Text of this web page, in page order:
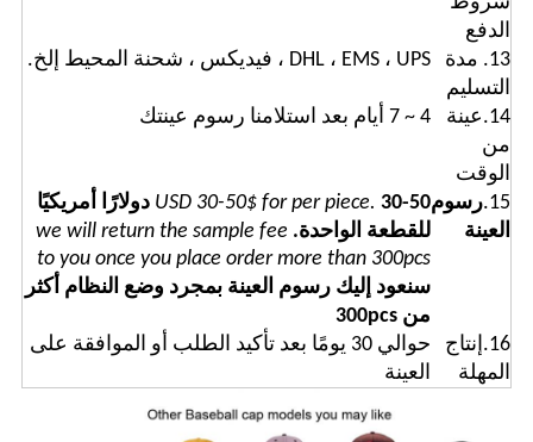
الدفع
13. مدة
التسليم
DHL ، EMS ، UPS ، فيديكس ، شحنة المحيط إلخ.
14.عينة
من
الوقت
4 ~ 7 أيام بعد استلامنا رسوم عينتك
15. رسوم
العينة
USD 30-50$ for per piece. 30-50 دولارًا أمريكيًا
للقطعة الواحدة. we will return the sample fee
to you once you place order more than 300pcs
سنعود إليك رسوم العينة بمجرد وضع النظام أكثر
من 300pcs
16.إنتاج
المهلة
حوالي 30 يومًا بعد تأكيد الطلب أو الموافقة على
العينة